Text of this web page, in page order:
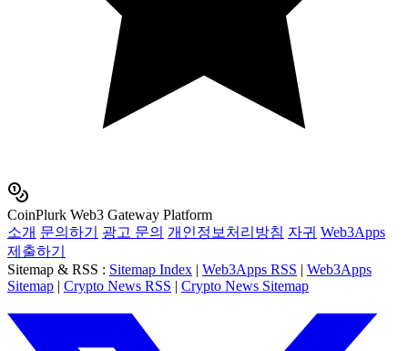
CoinPlurk Web3 Gateway Platform
소개 문의하기 광고 문의 개인정보처리방침 자귀 Web3Apps
제출하기
Sitemap & RSS : Sitemap Index | Web3Apps RSS | Web3Apps
Sitemap | Crypto News RSS | Crypto News Sitemap